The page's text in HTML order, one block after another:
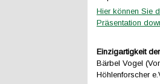
Hier können Sie
Präsentation
Einzigartigkeit
Bärbel Vogel
Höhlenforscher